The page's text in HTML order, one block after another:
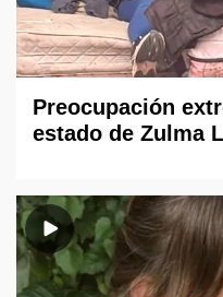
Preocupación
estado de Zulma